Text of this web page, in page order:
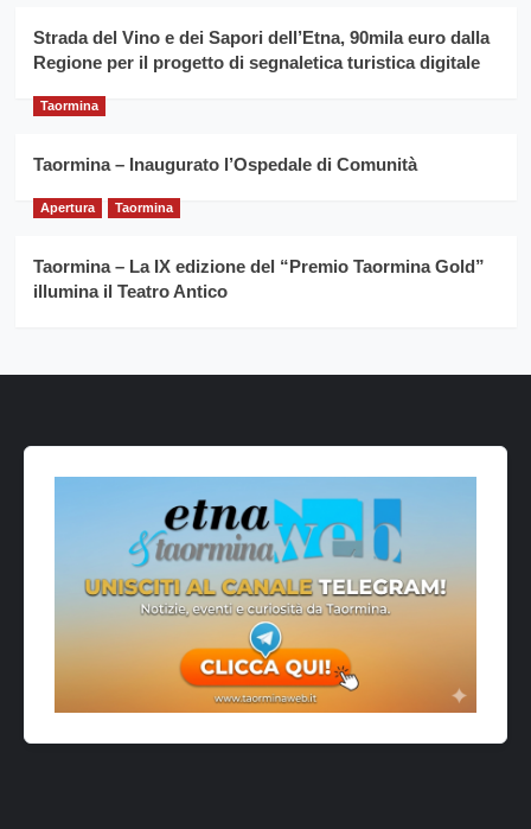
Strada del Vino e dei Sapori dell’Etna, 90mila euro dalla
Regione per il progetto di segnaletica turistica digitale
Taormina
Taormina – Inaugurato l’Ospedale di Comunità
Apertura Taormina
Taormina – La IX edizione del “Premio Taormina Gold”
illumina il Teatro Antico